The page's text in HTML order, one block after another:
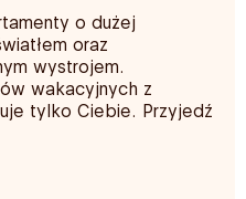
o dużej
oraz
wystrojem.
wakacyjnych z
tylko Ciebie. Przyjedź